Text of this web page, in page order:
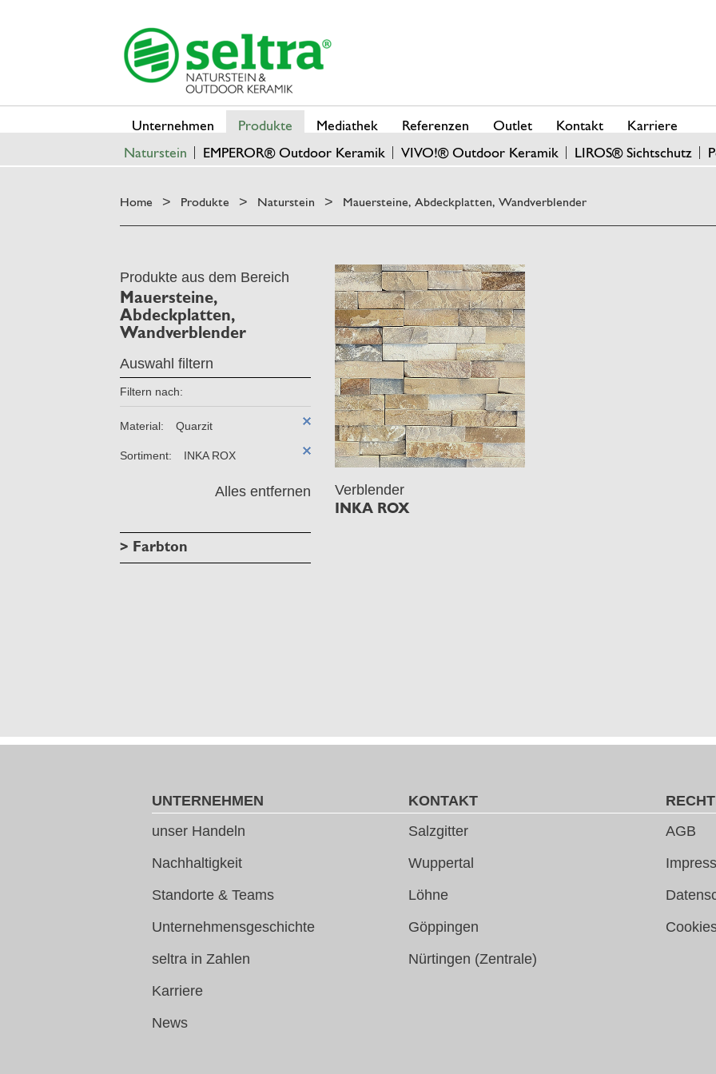
Unternehmen
Produkte
Naturstein
EMPEROR® Outdoor Keramik VIVO!® Outdoor Keramik LIROS® Sichtschutz
Mediathek Referenzen Outlet Kontakt Karriere
Home > Produkte > Naturstein > Mauersteine, Abdeckplatten, Wandverblender
Produkte aus dem Bereich
Mauersteine,
Abdeckplatten,
Wandverblender
Auswahl filtern
Filtern nach:
Material: Quarzit
Sortiment: INKA ROX
Alles entfernen
> Farbton
Verblender
INKA ROX
UNTERNEHMEN
unser Handeln
Nachhaltigkeit
Standorte & Teams
Unternehmensgeschichte
seltra in Zahlen
Karriere
News
KONTAKT
Salzgitter
Wuppertal
Löhne
Göppingen
Nürtingen (Zentrale)
AGB